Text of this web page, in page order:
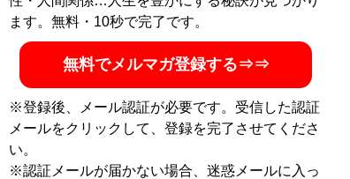
ます。無料・10秒で完了です。
無料でメルマガ登録する⇒⇒
※登録後、メール認証が必要です。受信した認証
メールをクリックして、登録を完了させてくださ
い。
※認証メールが届かない場合、迷惑メールに入っ